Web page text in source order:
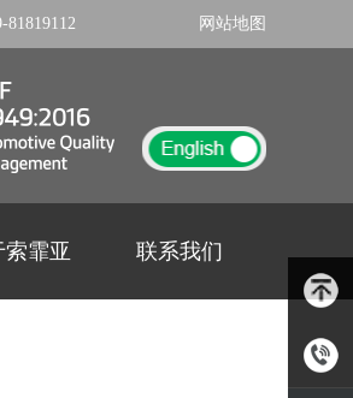
81819112 网站地图
索霏亚 联系我们